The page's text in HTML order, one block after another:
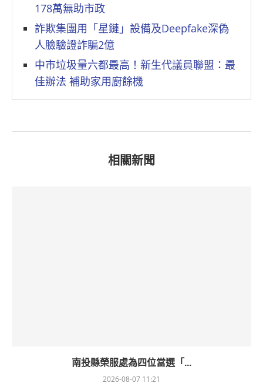
178萬無助市政
詐欺集團用「星鏈」設備及Deepfake深偽
人臉驗證詐騙2億
中市垃圾量六都最高！新生代議員聯盟：最
佳辦法 補助家用廚餘機
相關新聞
南投縣榮服處為四位當選「...
2026-08-07 11:21